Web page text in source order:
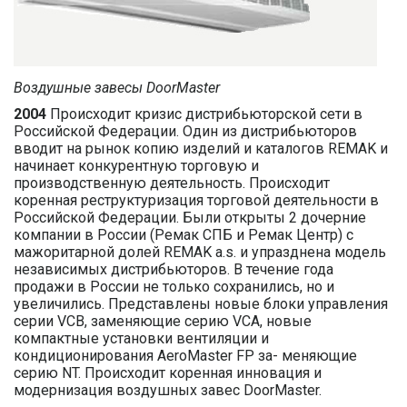
Воздушные завесы DoorMaster
2004 Происходит кризис дистрибьюторской сети в
Российской Федерации. Один из дистрибьюторов
вводит на рынок копию изделий и каталогов REMAK и
начинает конкурентную торговую и
производственную деятельность. Происходит
коренная реструктуризация торговой деятельности в
Российской Федерации. Были открыты 2 дочерние
компании в России (Ремак СПБ и Ремак Центр) с
мажоритарной долей REMAK a.s. и упразднена модель
независимых дистрибьюторов. В течение года
продажи в России не только сохранились, но и
увеличились. Представлены новые блоки управления
серии VCB, заменяющие серию VCA, новые
компактные установки вентиляции и
кондиционирования AeroMaster FP за- меняющие
серию NT. Происходит коренная инновация и
модернизация воздушных завес DoorMaster.